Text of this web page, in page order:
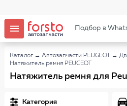
Подбор в
Каталог → Автозапчасти PEUGEOT →
Натяжитель ремня PEUGEOT
Натяжитель ремня для
Категория